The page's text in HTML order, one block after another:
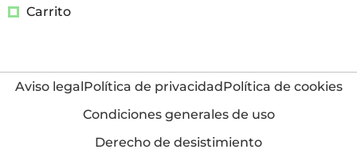
Carrito
Aviso legalPolítica de privacidadPolítica de cookies
Condiciones generales de uso
Derecho de desistimiento